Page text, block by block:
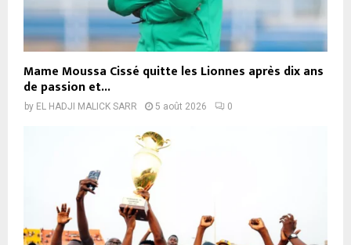
Mame Moussa Cissé quitte les Lionnes après dix ans
de passion et...
by EL HADJI MALICK SARR 5 août 2026 0